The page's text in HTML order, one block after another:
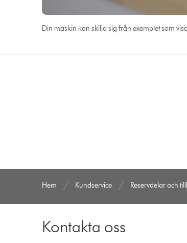
Din maskin kan skilja sig från exemplet som
Hem Kundservice Reservdelar och
Kontakta oss